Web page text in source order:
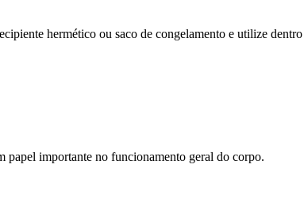
hermético ou saco de congelamento e utilize dentro
papel importante no funcionamento geral do corpo.